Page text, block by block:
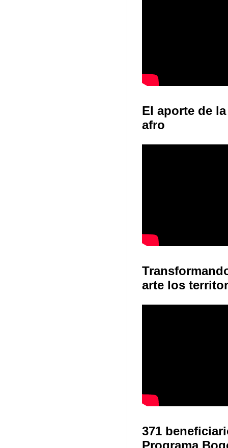
El aporte de
afro
arte los
371